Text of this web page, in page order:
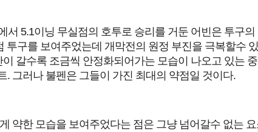
서 5.1이닝 무실점의 호투로 승리를 거둔 어빈은 투구의
구를 보여주었는데 개막전의 원정 부진을 극복할수
갈수록 조금씩 안정화되어가는 모습이 나오고 있는
그러나 불펜은 그들이 가진 최대의 약점일 것이다.
약한 모습을 보여주었다는 점은 그냥 넘어갈수 없는